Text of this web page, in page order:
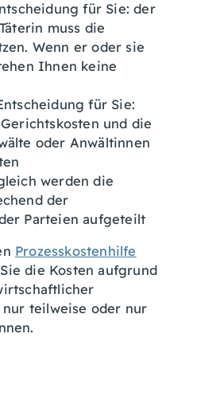
für Sie: der
muss die
Wenn er oder sie
Ihnen keine
für Sie:
und die
oder Anwältinnen
werden die
der
Parteien aufgeteilt
Prozesskostenhilfe
die Kosten aufgrund
teilweise oder nur